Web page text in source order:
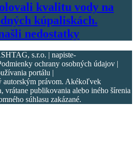
kvalitu vody na
kúpaliskách.
nedostatky
s.r.o. | napiste-
ochrany osobných údajov |
portálu |
autorským právom. Akékoľvek
vrátane publikovania alebo iného šírenia
súhlasu zakázané.